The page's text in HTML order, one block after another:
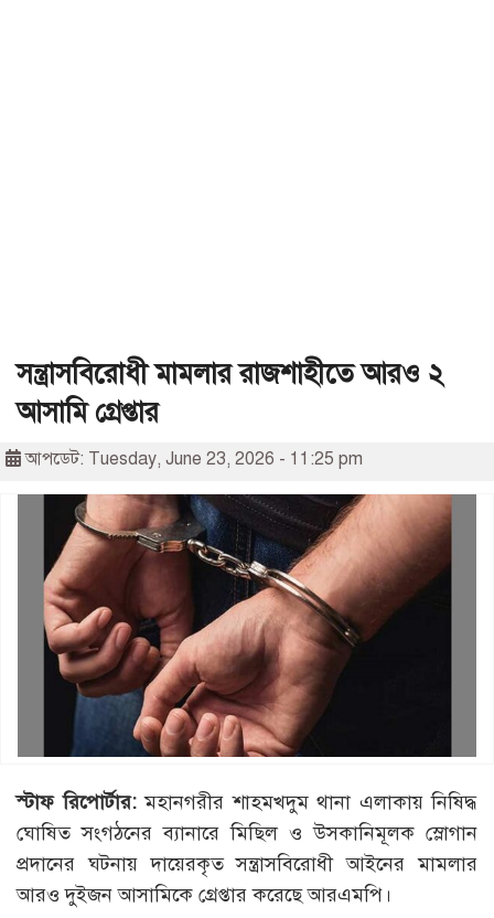
সন্ত্রাসবিরোধী মামলার রাজশাহীতে আরও ২
আসামি গ্রেপ্তার
আপডেট: Tuesday, June 23, 2026 - 11:25 pm
স্টাফ রিপোর্টার:মহানগরীর শাহমখদুম থানা এলাকায় নিষিদ্ধ
ঘোষিত সংগঠনের ব্যানারে মিছিল ও উসকানিমূলক স্লোগান
প্রদানের ঘটনায় দায়েরকৃত সন্ত্রাসবিরোধী আইনের মামলার
আরও দুইজন আসামিকে গ্রেপ্তার করেছে আরএমপি।